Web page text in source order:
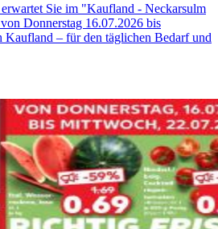
Sie im "Kaufland - Neckarsulm
Donnerstag 16.07.2026 bis
– für den täglichen Bedarf und